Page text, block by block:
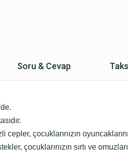
Soru & Cevap
çocuklarınızın oyuncaklarını
çocuklarınızın sırtı ve